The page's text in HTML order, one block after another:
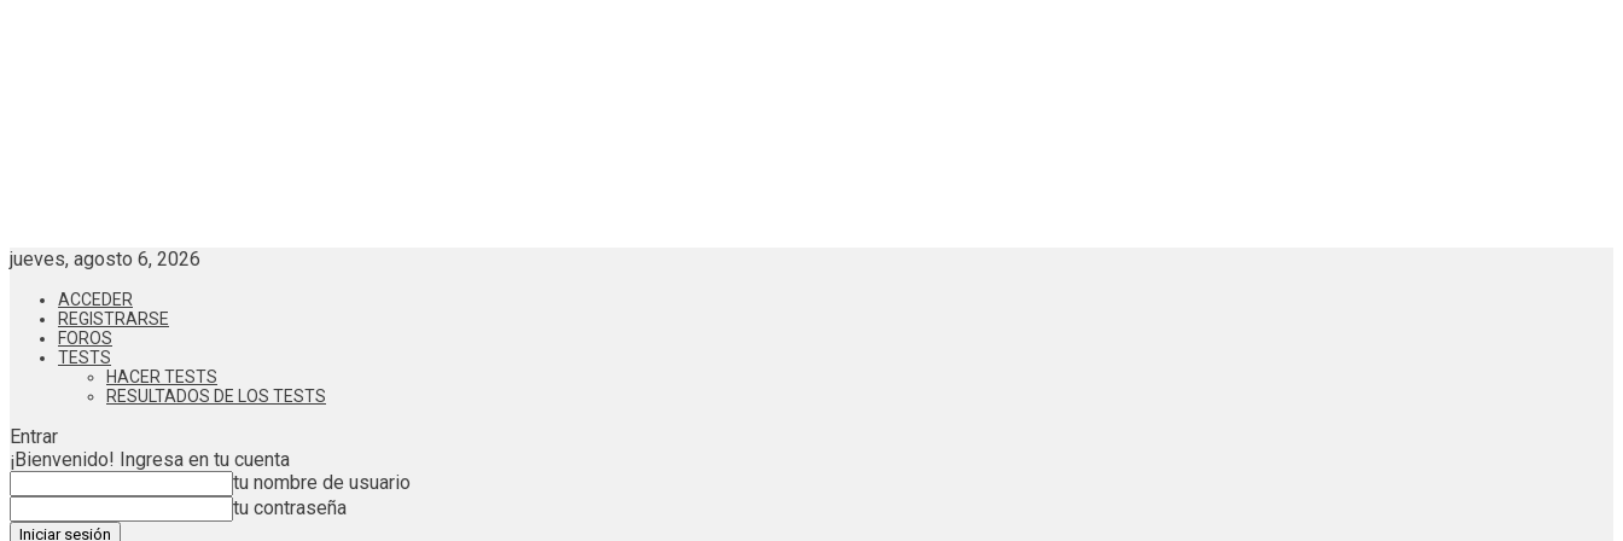
jueves, agosto 6, 2026
ACCEDER
REGISTRARSE
FOROS
TESTS
HACER TESTS
RESULTADOS DE LOS TESTS
Entrar
¡Bienvenido! Ingresa en tu cuenta
tu nombre de usuario
tu contraseña